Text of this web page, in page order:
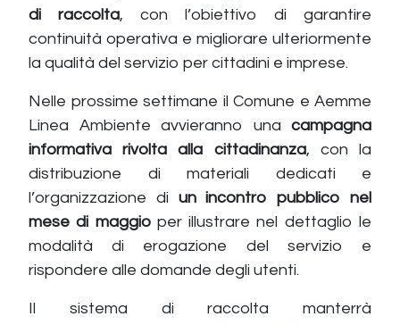
di raccolta, con l’obiettivo di garantire
continuità operativa e migliorare ulteriormente
la qualità del servizio per cittadini e imprese.
Nelle prossime settimane il Comune e Aemme
Linea Ambiente avvieranno una campagna
informativa rivolta alla cittadinanza, con la
distribuzione di materiali dedicati e
l’organizzazione di un incontro pubblico nel
mese di maggioper illustrare nel dettaglio le
modalità di erogazione del servizio e
rispondere alle domande degli utenti.
Il sistema di raccolta manterrà